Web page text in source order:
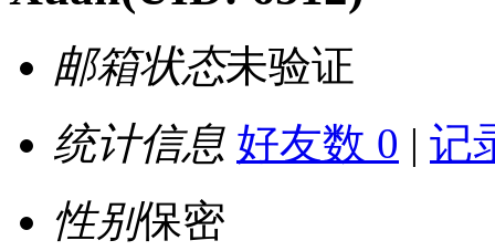
邮箱状态未验证
统计信息 好友数 0 | 记
性别保密